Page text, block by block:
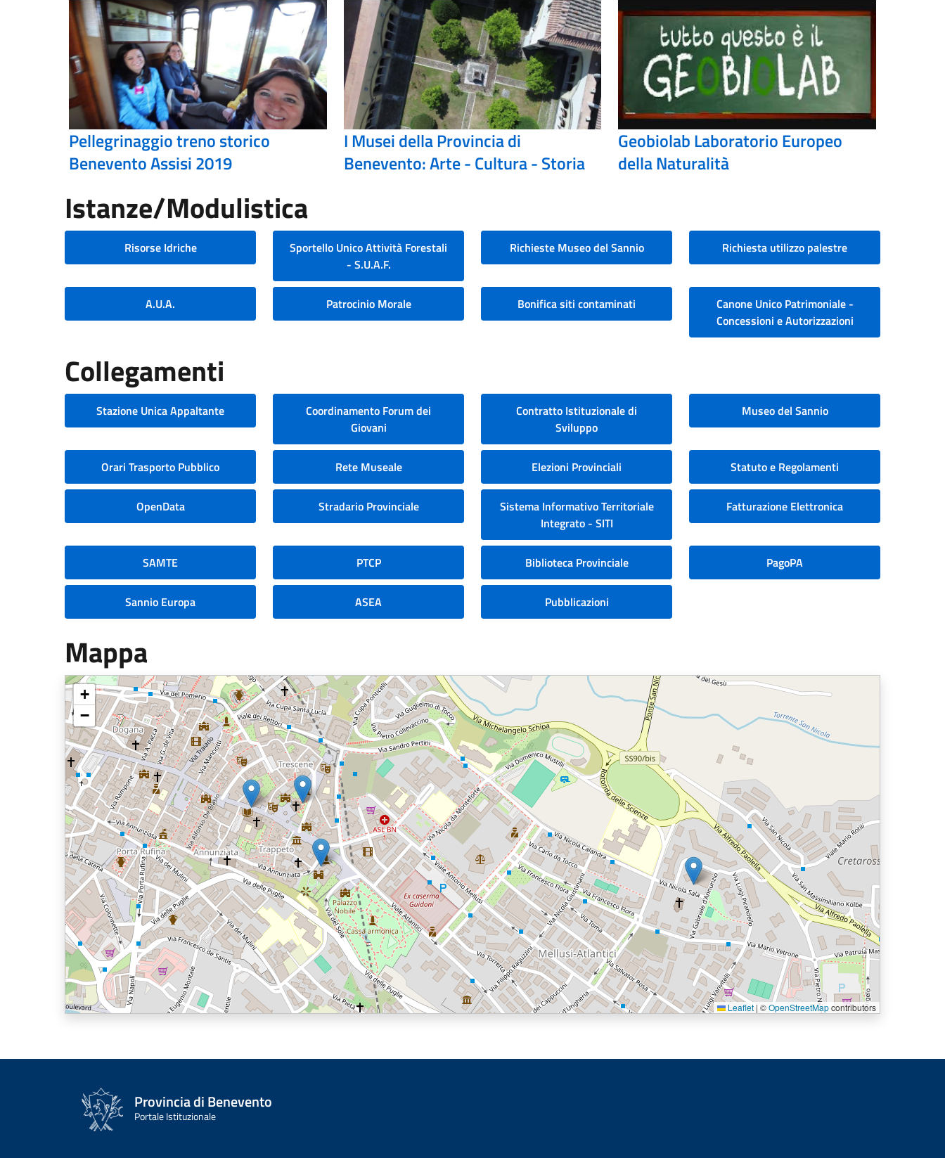
Pellegrinaggio treno storico
Benevento Assisi 2019
I Musei della Provincia di
Benevento: Arte - Cultura - Storia
Geobiolab Laboratorio Europeo
della Naturalità
Istanze/Modulistica
Risorse Idriche
Sportello Unico Attività Forestali
- S.U.A.F.
Richieste Museo del Sannio Richiesta utilizzo palestre
A.U.A. Patrocinio Morale Bonifica siti contaminati
Canone Unico Patrimoniale -
Concessioni e Autorizzazioni
Collegamenti
Stazione Unica Appaltante
Coordinamento Forum dei
Giovani
Contratto Istituzionale di
Sviluppo
Museo del Sannio
Orari Trasporto Pubblico Rete Museale Elezioni Provinciali Statuto e Regolamenti
OpenData Stradario Provinciale
Sistema Informativo Territoriale
Integrato - SITI
Fatturazione Elettronica
SAMTE PTCP Biblioteca Provinciale PagoPA
Sannio Europa ASEA Pubblicazioni
Mappa
+
−
Leaflet | ©OpenStreetMapcontributors
Provincia di Benevento
Portale Istituzionale